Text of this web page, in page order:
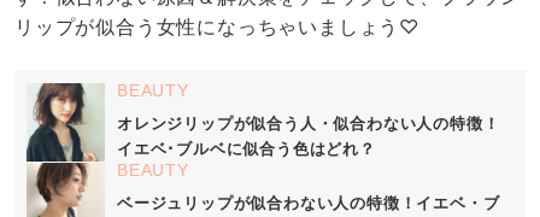
リップが似合う女性になっちゃいましょう♡
BEAUTY
オレンジリップが似合う人・似合わない人の特徴！
イエベ･ブルベに似合う色はどれ？
BEAUTY
ベージュリップが似合わない人の特徴！イエベ・ブ